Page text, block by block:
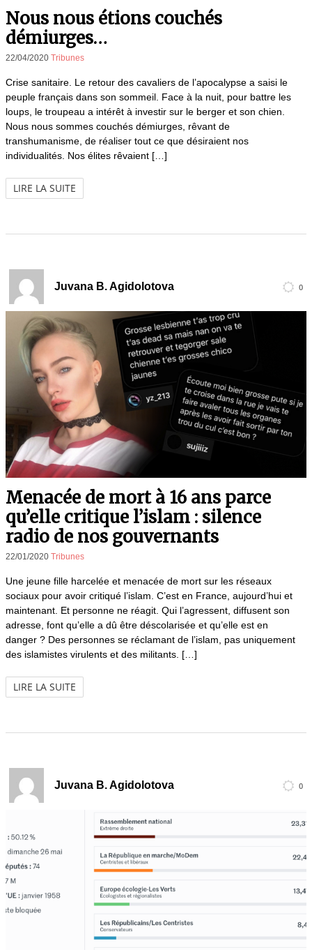
Nous nous étions couchés
démiurges…
22/04/2020 Tribunes
Crise sanitaire. Le retour des cavaliers de l’apocalypse a saisi le
peuple français dans son sommeil. Face à la nuit, pour battre les
loups, le troupeau a intérêt à investir sur le berger et son chien.
Nous nous sommes couchés démiurges, rêvant de
transhumanisme, de réaliser tout ce que désiraient nos
individualités. Nos élites rêvaient […]
LIRE LA SUITE
Juvana B. Agidolotova 0
Menacée de mort à 16 ans parce
qu’elle critique l’islam : silence
radio de nos gouvernants
22/01/2020 Tribunes
Une jeune fille harcelée et menacée de mort sur les réseaux
sociaux pour avoir critiqué l’islam. C’est en France, aujourd’hui et
maintenant. Et personne ne réagit. Qui l’agressent, diffusent son
adresse, font qu’elle a dû être déscolarisée et qu’elle est en
danger ? Des personnes se réclamant de l’islam, pas uniquement
des islamistes virulents et des militants. […]
LIRE LA SUITE
Juvana B. Agidolotova 0